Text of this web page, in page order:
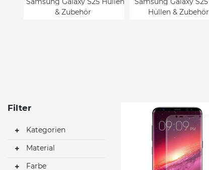
& Zubehör
Hüllen & Zubehör
Hüllen & Zubehör
Samsung Galaxy Z
Hüllen & Zubehör
Samsung Galaxy Z Fold3
Hüllen & Zubehör
Samsung Galaxy Z
Hüllen & Zubehör
Filter
Kategorien
Material
Farbe